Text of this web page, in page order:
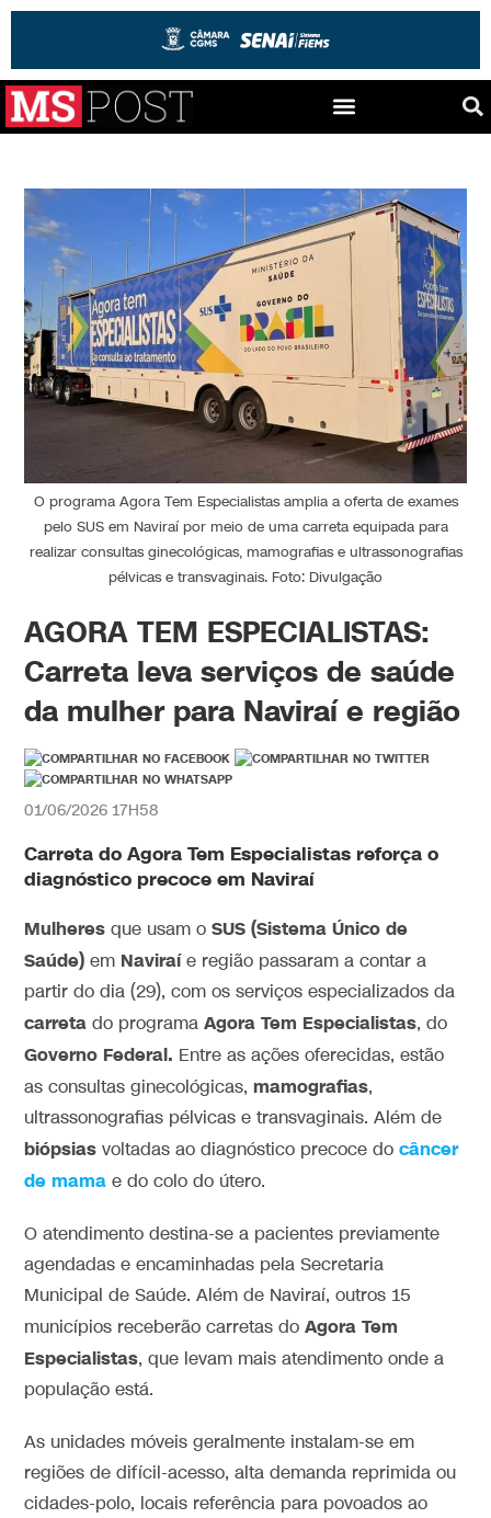
O programa Agora Tem Especialistas amplia a oferta de exames
pelo SUS em Naviraí por meio de uma carreta equipada para
realizar consultas ginecológicas, mamografias e ultrassonografias
pélvicas e transvaginais. Foto: Divulgação
AGORA TEM ESPECIALISTAS:
Carreta leva serviços de saúde
da mulher para Naviraí e região
01/06/2026 17H58
Carreta doAgora Tem Especialistas reforça o
diagnóstico precoce em Naviraí
Mulheres que usam o SUS (Sistema Único de
Saúde) em Naviraíe região passaram a contar a
partir do dia (29), com os serviços especializados da
carreta do programaAgora Tem Especialistas, do
Governo Federal. Entre as ações oferecidas, estão
as consultas ginecológicas,mamografias,
ultrassonografias pélvicas e transvaginais. Além de
biópsias voltadas ao diagnóstico precoce docâncer
de mama e do colo do útero.
O atendimento destina-se a pacientes previamente
agendadas e encaminhadas pela Secretaria
Municipal de Saúde. Além de Naviraí, outros 15
municípios receberão carretas doAgora Tem
Especialistas, que levam mais atendimento onde a
população está.
As unidades móveis geralmente instalam-se em
regiões de difícil-acesso, alta demanda reprimida ou
cidades-polo, locais referência para povoados ao